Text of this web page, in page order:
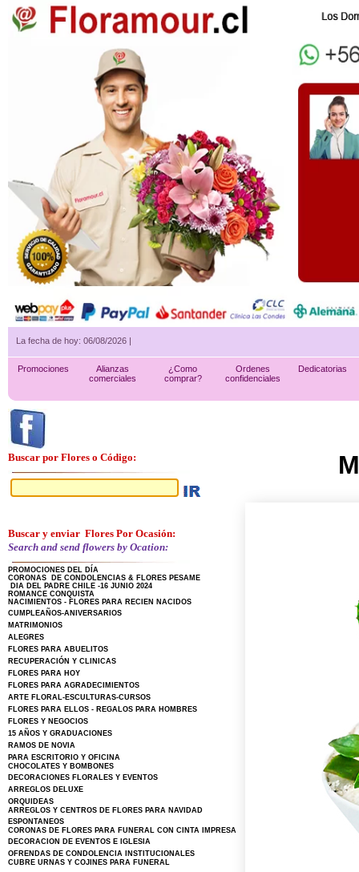
La fecha de hoy: 06/08/2026 |
Promociones
Alianzas
comerciales
¿Como
comprar?
Ordenes
confidenciales
Dedicatorias
Buscar por Flores o Código:
Buscar y enviar Flores Por Ocasión:
Search and send flowers by Ocation:
PROMOCIONES DEL DÍA
CORONAS DE CONDOLENCIAS & FLORES PESAME
DIA DEL PADRE CHILE -16 JUNIO 2024
ROMANCE CONQUISTA
NACIMIENTOS - FLORES PARA RECIEN NACIDOS
CUMPLEAÑOS-ANIVERSARIOS
MATRIMONIOS
ALEGRES
FLORES PARA ABUELITOS
RECUPERACIÓN Y CLINICAS
FLORES PARA HOY
FLORES PARA AGRADECIMIENTOS
ARTE FLORAL-ESCULTURAS-CURSOS
FLORES PARA ELLOS - REGALOS PARA HOMBRES
FLORES Y NEGOCIOS
15 AÑOS Y GRADUACIONES
RAMOS DE NOVIA
PARA ESCRITORIO Y OFICINA
CHOCOLATES Y BOMBONES
DECORACIONES FLORALES Y EVENTOS
ARREGLOS DELUXE
ORQUIDEAS
ARREGLOS Y CENTROS DE FLORES PARA NAVIDAD
ESPONTANEOS
CORONAS DE FLORES PARA FUNERAL CON CINTA IMPRESA
DECORACION DE EVENTOS E IGLESIA
OFRENDAS DE CONDOLENCIA INSTITUCIONALES
CUBRE URNAS Y COJINES PARA FUNERAL